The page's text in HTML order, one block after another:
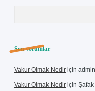
Son yorumlar
Vakur Olmak Nedir için admin
Vakur Olmak Nedir için Şafak